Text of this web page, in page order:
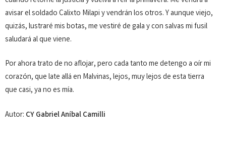
avisar el soldado Calixto Milapi y vendrán los otros. Y aun­que viejo,
quizás, lustraré mis botas, me ves­tiré de gala y con salvas mi fusil
saludará al que viene.
Por ahora trato de no aflojar, pero cada tanto me detengo a oír mi
co­razón, que late allá en Malvinas, lejos, muy lejos de esta tierra
que casi, ya no es mía.
Autor: CY Gabriel Aníbal Camilli